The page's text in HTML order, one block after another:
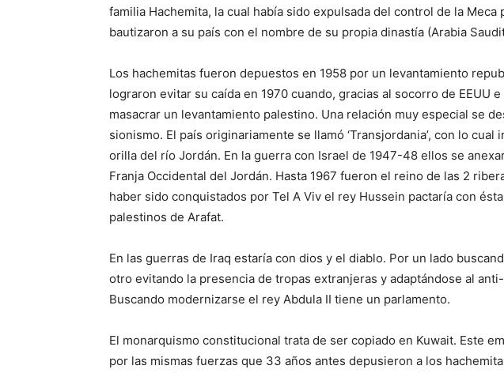
familia Hachemita, la cual había sido expulsada del control de la Meca
bautizaron a su país con el nombre de su propia dinastía (Arabia
Los hachemitas fueron depuestos en 1958 por un levantamiento
lograron evitar su caída en 1970 cuando, gracias al socorro de EEUU
masacrar un levantamiento palestino. Una relación muy especial se
sionismo. El país originariamente se llamó ‘Transjordania’, con lo cual
orilla del río Jordán. En la guerra con Israel de 1947-48 ellos se
Franja Occidental del Jordán. Hasta 1967 fueron el reino de las 2
haber sido conquistados por Tel A Viv el rey Hussein pactaría con
palestinos de Arafat.
En las guerras de Iraq estaría con dios y el diablo. Por un lado
otro evitando la presencia de tropas extranjeras y adaptándose al
Buscando modernizarse el rey Abdula II tiene un parlamento.
El monarquismo constitucional trata de ser copiado en Kuwait. Este
por las mismas fuerzas que 33 años antes depusieron a los